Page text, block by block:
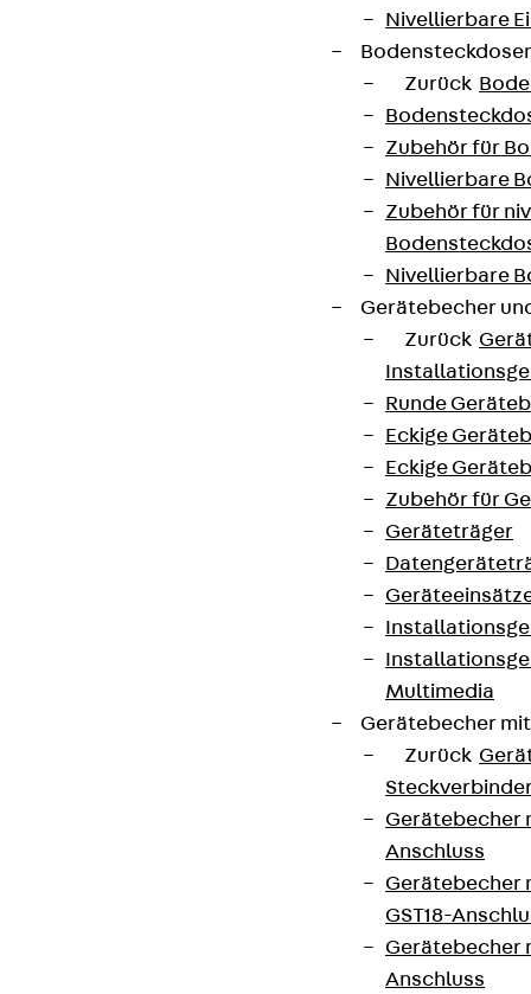
Nivellierbare
Zurück
Zubehör für
Nivellierbare
Zubehör für
Nivellierbare
Gerätebecher
Zurück
Runde
Eckige
Eckige
Zubehör für
Geräteträger
Multimedia
Gerätebecher
Zurück
Gerätebecher
Anschluss
Gerätebecher
GST18-
Gerätebecher
Anschluss